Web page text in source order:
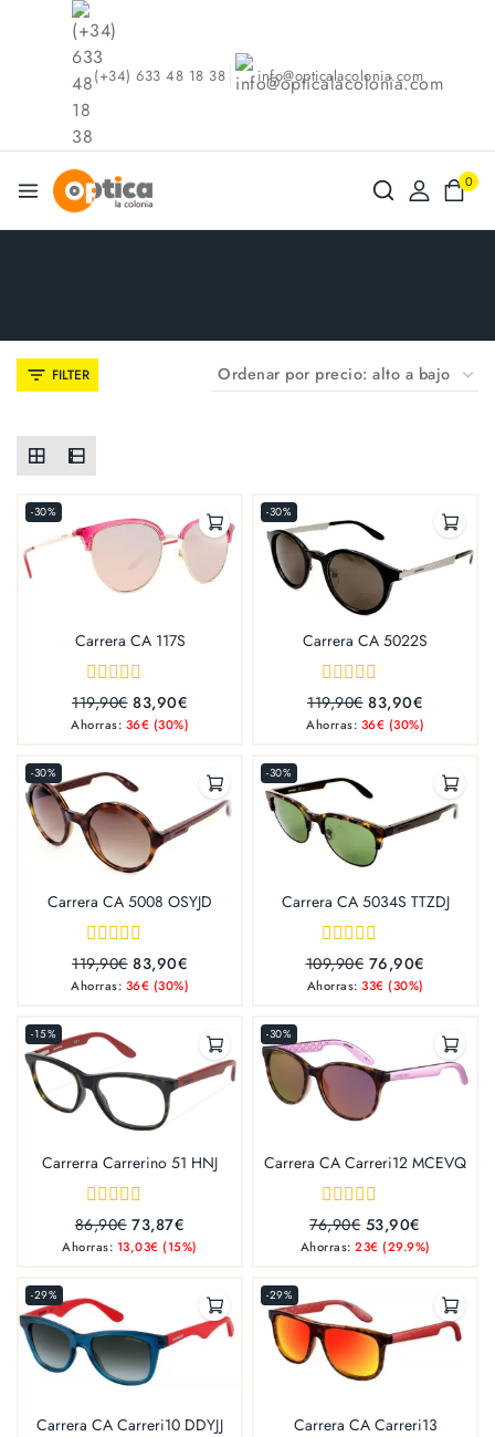
(+34) 633 48 18 38 info@opticalacolonia.com
0
FILTER
-30%
Carrera CA 117S
0
out
of
119,90€ 83,90€
Ahorras: 36€ (30%)
-30%
Carrera CA 5022S
0
out
of
119,90€ 83,90€
Ahorras: 36€ (30%)
-30%
Carrera CA 5008 OSYJD
0
out
of
119,90€ 83,90€
Ahorras: 36€ (30%)
-30%
Carrera CA 5034S TTZDJ
0
out
of
109,90€ 76,90€
Ahorras: 33€ (30%)
-15%
Carrerra Carrerino 51 HNJ
0
out
of
86,90€ 73,87€
Ahorras: 13,03€ (15%)
-30%
Carrera CA Carreri12 MCEVQ
0
out
of
76,90€ 53,90€
Ahorras: 23€ (29.9%)
-29%
Carrera CA Carreri10 DDYJJ
-29%
Carrera CA Carreri13